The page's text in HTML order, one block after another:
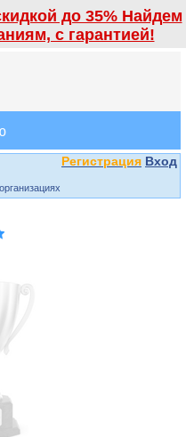
до 35% Найдем
с гарантией!
Регистрация Вход